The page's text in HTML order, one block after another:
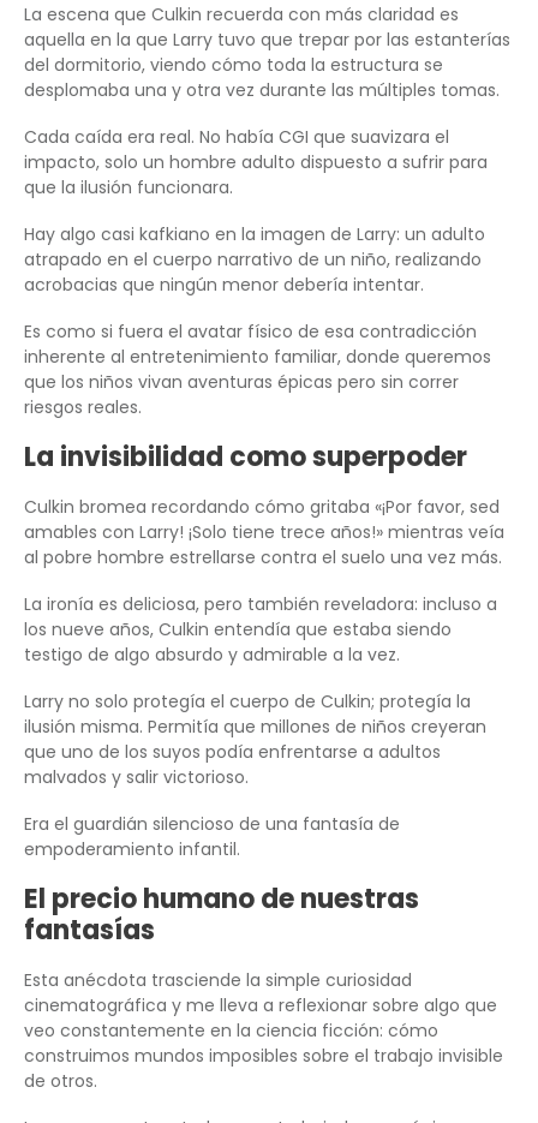
La escena que Culkin recuerda con más claridad es
aquella en la que Larry tuvo que trepar por las estanterías
del dormitorio, viendo cómo toda la estructura se
desplomaba una y otra vez durante las múltiples tomas.
Cada caída era real. No había CGI que suavizara el
impacto, solo un hombre adulto dispuesto a sufrir para
que la ilusión funcionara.
Hay algo casi kafkiano en la imagen de Larry: un adulto
atrapado en el cuerpo narrativo de un niño, realizando
acrobacias que ningún menor debería intentar.
Es como si fuera el avatar físico de esa contradicción
inherente al entretenimiento familiar, donde queremos
que los niños vivan aventuras épicas pero sin correr
riesgos reales.
La invisibilidad como superpoder
Culkin bromea recordando cómo gritaba «¡Por favor, sed
amables con Larry! ¡Solo tiene trece años!» mientras veía
al pobre hombre estrellarse contra el suelo una vez más.
La ironía es deliciosa, pero también reveladora: incluso a
los nueve años, Culkin entendía que estaba siendo
testigo de algo absurdo y admirable a la vez.
Larry no solo protegía el cuerpo de Culkin; protegía la
ilusión misma. Permitía que millones de niños creyeran
que uno de los suyos podía enfrentarse a adultos
malvados y salir victorioso.
Era el guardián silencioso de una fantasía de
empoderamiento infantil.
El precio humano de nuestras
fantasías
Esta anécdota trasciende la simple curiosidad
cinematográfica y me lleva a reflexionar sobre algo que
veo constantemente en la ciencia ficción: cómo
construimos mundos imposibles sobre el trabajo invisible
de otros.